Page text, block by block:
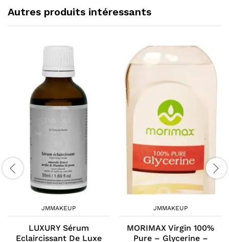
Autres produits intéressants
JMMAKEUP
LUXURY Sérum
Eclaircissant De Luxe
JMMAKEUP
MORIMAX Virgin 100%
Pure – Glycerine –